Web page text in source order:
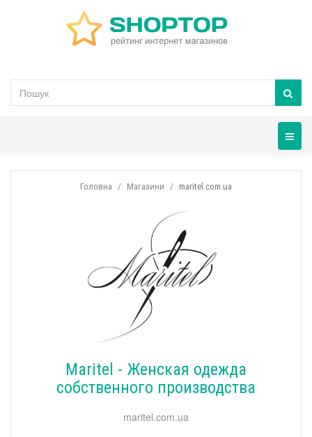
Головна Магазини maritel.com.ua
Maritel - Женская одежда
собственного производства
maritel.com.ua